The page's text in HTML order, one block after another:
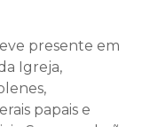
presente em
Igreja,
papais e